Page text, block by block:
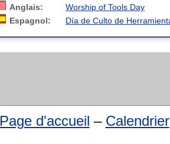
Anglais:
Worship of Tools Day
Espagnol:
Día de Culto de
Page d'accueil – Calendrier